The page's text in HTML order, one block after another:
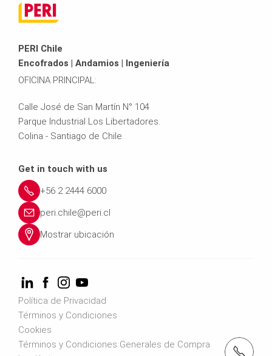
teléfono: +56 2 2444 6000
PERI Chile
Encofrados | Andamios | Ingeniería
OFICINA PRINCIPAL:
Calle José de San Martín N° 104
Parque Industrial Los Libertadores.
Colina - Santiago de Chile.
Get in touch with us
+56 2 2444 6000
peri.chile@peri.cl
Mostrar ubicación
Política de Privacidad
Términos y Condiciones
Cookies
Términos y Condiciones Generales de Compra